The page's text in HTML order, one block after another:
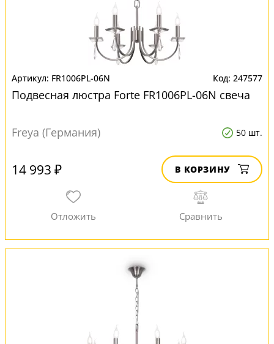
FR1006PL-06N 247577
Подвесная люстра Forte FR1006PL-06N свеча
Freya (Германия) 50 шт.
14 993 ₽ В КОРЗИНУ